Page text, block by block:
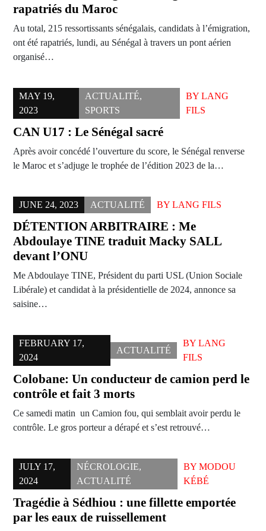
rapatriés du Maroc
Au total, 215 ressortissants sénégalais, candidats à l’émigration,
ont été rapatriés, lundi, au Sénégal à travers un pont aérien
organisé…
MAY 19,
2023
ACTUALITÉ,
SPORTS
BY LANG
FILS
CAN U17 : Le Sénégal sacré
Après avoir concédé l’ouverture du score, le Sénégal renverse
le Maroc et s’adjuge le trophée de l’édition 2023 de la…
JUNE 24, 2023 ACTUALITÉ BY LANG FILS
DÉTENTION ARBITRAIRE : Me
Abdoulaye TINE traduit Macky SALL
devant l’ONU
Me Abdoulaye TINE, Président du parti USL (Union Sociale
Libérale) et candidat à la présidentielle de 2024, annonce sa
saisine…
FEBRUARY 17,
2024
ACTUALITÉ
BYLANG
FILS
Colobane: Un conducteur de camion perd le
contrôle et fait 3 morts
Ce samedi matin un Camion fou, qui semblait avoir perdu le
contrôle. Le gros porteur a dérapé et s’est retrouvé…
JULY 17,
2024
NÉCROLOGIE,
ACTUALITÉ
BYMODOU
KÉBÉ
Tragédie à Sédhiou : une fillette emportée
par les eaux de ruissellement